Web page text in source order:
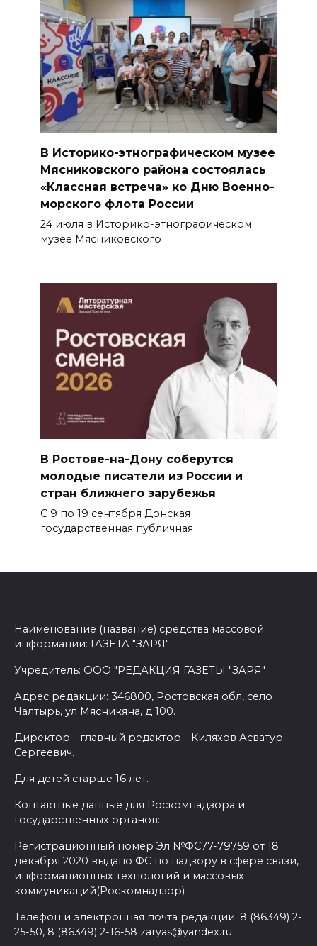
В Историко-этнографическом музее
Мясниковского района состоялась
«Классная встреча» ко Дню Военно-
морского флота России
24 июля в Историко-этнографическом
музее Мясниковского
В Ростове-на-Дону соберутся
молодые писатели из России и
стран ближнего зарубежья
С 9 по 19 сентября Донская
государственная публичная
Наименование (название) средства массовой
информации: ГАЗЕТА "ЗАРЯ"
Учредитель: ООО "РЕДАКЦИЯ ГАЗЕТЫ "ЗАРЯ"
Адрес редакции: 346800, Ростовская обл, село
Чалтырь, ул Мясникяна, д 100.
Директор - главный редактор - Киляхов Асватур
Сергеевич.
Для детей старше 16 лет.
Контактные данные для Роскомнадзора и
государственных органов:
Регистрационный номер Эл №ФС77-79759 от 18
декабря 2020 выдано ФС по надзору в сфере связи,
информационных технологий и массовых
коммуникаций(Роскомнадзор)
Телефон и электронная почта редакции: 8 (86349) 2-
25-50, 8 (86349) 2-16-58 zaryas@yandex.ru